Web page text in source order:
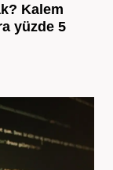
Kalem
yüzde 5